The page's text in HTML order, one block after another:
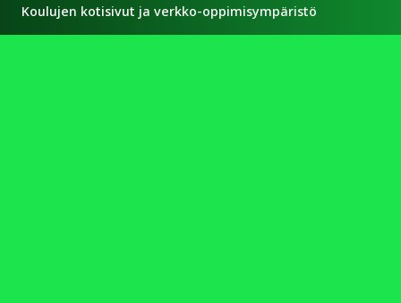
Koulujen kotisivut ja verkko-oppimisympäristö